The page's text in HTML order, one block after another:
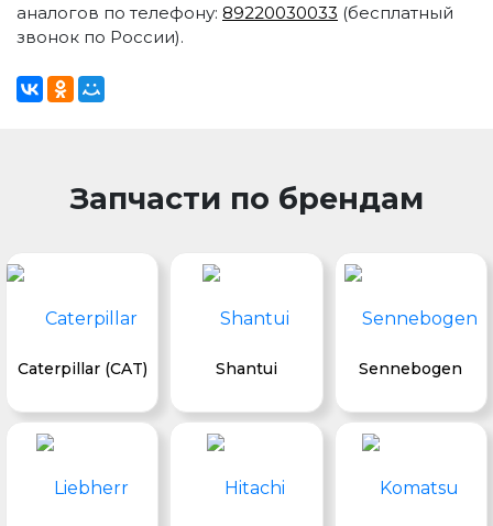
аналогов по телефону: 89220030033 (бесплатный
звонок по России).
Запчасти по брендам
Caterpillar (CAT) Shantui Sennebogen